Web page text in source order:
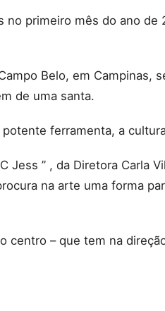
primeiro mês do ano de
Belo, em Campinas,
de uma santa.
ferramenta, a
” , da Diretora Carla
na arte uma forma
centro – que tem na